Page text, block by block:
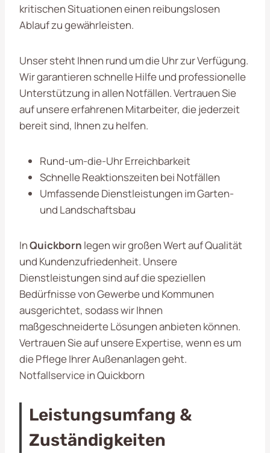
kritischen Situationen einen reibungslosen
Ablauf zu gewährleisten.
Unser steht Ihnen rund um die Uhr zur Verfügung.
Wir garantieren schnelle Hilfe und professionelle
Unterstützung in allen Notfällen. Vertrauen Sie
auf unsere erfahrenen Mitarbeiter, die jederzeit
bereit sind, Ihnen zu helfen.
Rund-um-die-Uhr Erreichbarkeit
Schnelle Reaktionszeiten bei Notfällen
Umfassende Dienstleistungen im Garten-
und Landschaftsbau
InQuickborn legen wir großen Wert auf Qualität
und Kundenzufriedenheit. Unsere
Dienstleistungen sind auf die speziellen
Bedürfnisse von Gewerbe und Kommunen
ausgerichtet, sodass wir Ihnen
maßgeschneiderte Lösungen anbieten können.
Vertrauen Sie auf unsere Expertise, wenn es um
die Pflege Ihrer Außenanlagen geht.
Notfallservice in Quickborn
Leistungsumfang &
Zuständigkeiten